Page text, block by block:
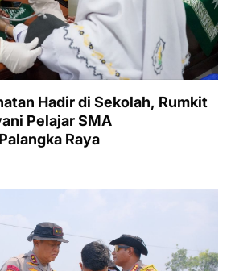
Hadir di Sekolah, Rumkit
Pelajar SMA
Raya